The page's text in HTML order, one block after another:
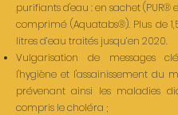
purifiants d'eau : en sachet (PUR®
comprimé (Aquatabs®). Plus de
litres d’eau traités jusqu’en 2020.
Vulgarisation de messages
l'hygiène et l'assainissement du
prévenant ainsi les maladies
compris le choléra ;